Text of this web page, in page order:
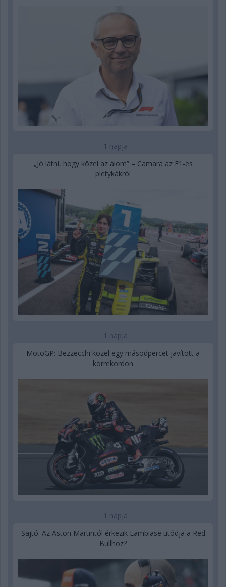
1 napja
„Jó látni, hogy közel az álom” – Camara az F1-es
pletykákról
1 napja
MotoGP: Bezzecchi közel egy másodpercet javított a
körrekordon
1 napja
Sajtó: Az Aston Martintól érkezik Lambiase utódja a Red
Bullhoz?